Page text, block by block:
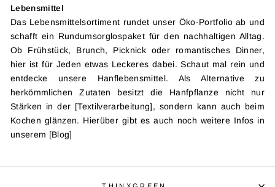
Lebensmittel
Das Lebensmittelsortiment rundet unser Öko-Portfolio ab und
schafft ein Rundumsorglospaket für den nachhaltigen Alltag.
Ob Frühstück, Brunch, Picknick oder romantisches Dinner,
hier ist für Jeden etwas Leckeres dabei. Schaut mal rein und
entdecke unsere Hanflebensmittel. Als Alternative zu
herkömmlichen Zutaten besitzt die Hanfpflanze nicht nur
Stärken in der [Textilverarbeitung], sondern kann auch beim
Kochen glänzen. Hierüber gibt es auch noch weitere Infos in
unserem [Blog]